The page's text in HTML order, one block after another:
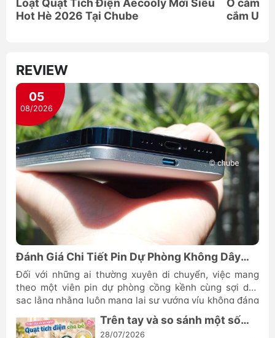
Hot Hè 2026 Tại Chube
cắm
REVIEW
05
08/2026
Đánh Giá Chi Tiết Pin Dự Phòng Không Dây
ANKER MagGo A1665
Đối với những ai thường xuyên di chuyển, việc mang
theo một viên pin dự phòng cồng kềnh cùng sợi dây
sạc lằng nhằng luôn mang lại sự vướng víu không đáng
có. Nhu cầu sở hữu một thiết bị vừa cung cấp năng
lượng tức thì vừa giữ được vẻ thẩm mỹ sang trọng cho
Trên tay và so sánh một số
mẫu quạt dành cho bé Jisulife
28/07/2026